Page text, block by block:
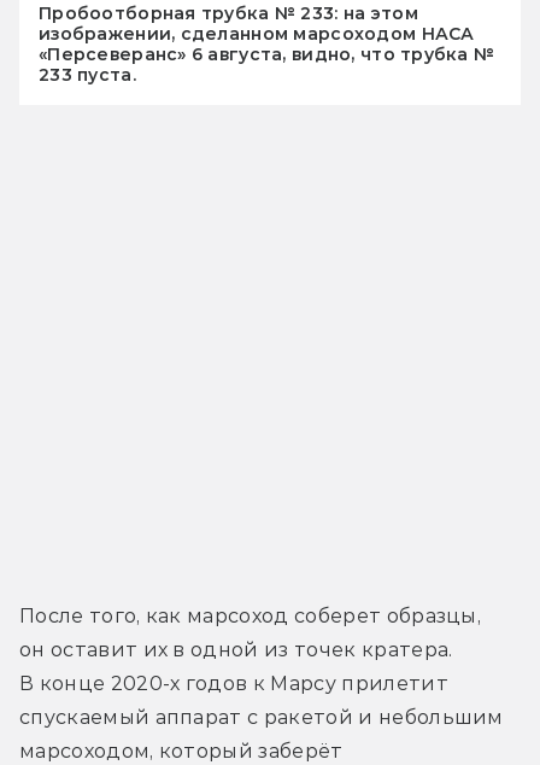
Пробоотборная трубка № 233: на этом
изображении, сделанном марсоходом НАСА
«Персеверанс» 6 августа, видно, что трубка №
233 пуста.
После того, как марсоход соберет образцы,
он оставит их в одной из точек кратера.
В конце 2020-х годов к Марсу прилетит
спускаемый аппарат с ракетой и небольшим
марсоходом, который заберёт